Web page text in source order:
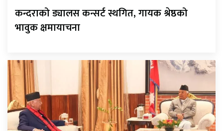
कन्दराको ड्यालस कन्सर्ट स्थगित, गायक श्रेष्ठको
भावुक क्षमायाचना